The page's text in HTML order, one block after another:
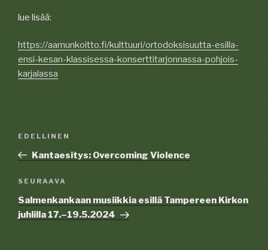
lue lisää:
https://aamunkoitto.fi/kulttuuri/ortodoksisuutta-esilla-
ensi-kesan-klassisessa-konserttitarjonnassa-pohjois-
karjalassa
Edellinen
artikkeli
EDELLINEN
Kantaesitys: Overcoming Violence
Seuraava
artikkeli
SEURAAVA
Salmenkankaan musiikkia esillä Tampereen Kirkon
juhlilla 17.–19.5.2024